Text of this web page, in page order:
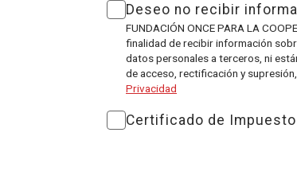
Deseo no recibir
FUNDACIÓN ONCE PARA LA
finalidad de recibir información
datos personales a terceros, ni
de acceso, rectificación y
Privacidad
Certificado de